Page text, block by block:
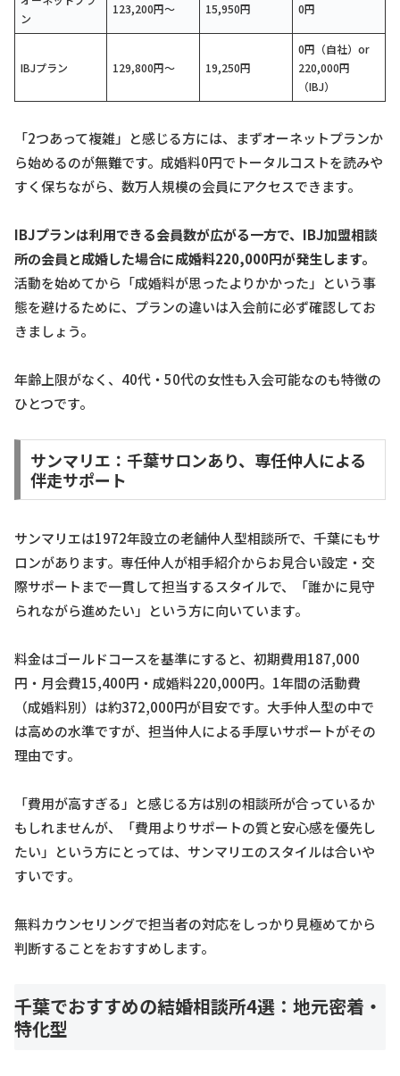
ン
123,200円〜 15,950円 0円
IBJプラン 129,800円〜 19,250円
0円（自社）or
220,000円
（IBJ）
「2つあって複雑」と感じる方には、まずオーネットプランか
ら始めるのが無難です。成婚料0円でトータルコストを読みや
すく保ちながら、数万人規模の会員にアクセスできます。
IBJプランは利用できる会員数が広がる一方で、IBJ加盟相談
所の会員と成婚した場合に成婚料220,000円が発生します。
活動を始めてから「成婚料が思ったよりかかった」という事
態を避けるために、プランの違いは入会前に必ず確認してお
きましょう。
年齢上限がなく、40代・50代の女性も入会可能なのも特徴の
ひとつです。
サンマリエ：千葉サロンあり、専任仲人による
伴走サポート
サンマリエは1972年設立の老舗仲人型相談所で、千葉にもサ
ロンがあります。専任仲人が相手紹介からお見合い設定・交
際サポートまで一貫して担当するスタイルで、「誰かに見守
られながら進めたい」という方に向いています。
料金はゴールドコースを基準にすると、初期費用187,000
円・月会費15,400円・成婚料220,000円。1年間の活動費
（成婚料別）は約372,000円が目安です。大手仲人型の中で
は高めの水準ですが、担当仲人による手厚いサポートがその
理由です。
「費用が高すぎる」と感じる方は別の相談所が合っているか
もしれませんが、「費用よりサポートの質と安心感を優先し
たい」という方にとっては、サンマリエのスタイルは合いや
すいです。
無料カウンセリングで担当者の対応をしっかり見極めてから
判断することをおすすめします。
千葉でおすすめの結婚相談所4選：地元密着・
特化型